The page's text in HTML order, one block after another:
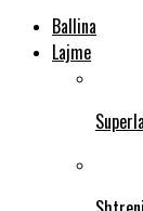
Ballina
Lajme